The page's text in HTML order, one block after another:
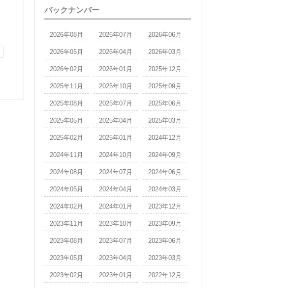
バックナンバー
2026年08月 2026年07月 2026年06月
2026年05月 2026年04月 2026年03月
2026年02月 2026年01月 2025年12月
2025年11月 2025年10月 2025年09月
2025年08月 2025年07月 2025年06月
2025年05月 2025年04月 2025年03月
2025年02月 2025年01月 2024年12月
2024年11月 2024年10月 2024年09月
2024年08月 2024年07月 2024年06月
2024年05月 2024年04月 2024年03月
2024年02月 2024年01月 2023年12月
2023年11月 2023年10月 2023年09月
2023年08月 2023年07月 2023年06月
2023年05月 2023年04月 2023年03月
2023年02月 2023年01月 2022年12月